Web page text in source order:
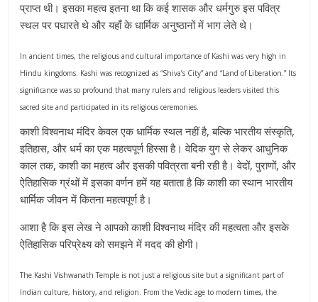
प्राप्त थी। इसका महत्व इतना था कि कई शासक और धर्मगुरु इस पवित्र
स्थल पर पधारते थे और यहाँ के धार्मिक अनुष्ठानों में भाग लेते थे।
In ancient times, the religious and cultural importance of Kashi was very high in
Hindu kingdoms. Kashi was recognized as “Shiva’s City” and “Land of Liberation.” Its
significance was so profound that many rulers and religious leaders visited this
sacred site and participated in its religious ceremonies.
काशी विश्वनाथ मंदिर केवल एक धार्मिक स्थल नहीं है, बल्कि भारतीय संस्कृति,
इतिहास, और धर्म का एक महत्वपूर्ण हिस्सा है। वेदिक युग से लेकर आधुनिक
काल तक, काशी का महत्व और इसकी पवित्रता बनी रही है। वेदों, पुराणों, और
ऐतिहासिक ग्रंथों में इसका वर्णन हमें यह बताता है कि काशी का स्थान भारतीय
धार्मिक जीवन में कितना महत्वपूर्ण है।
आशा है कि इस लेख ने आपको काशी विश्वनाथ मंदिर की महत्वता और इसके
ऐतिहासिक परिप्रेक्ष्य को समझने में मदद की होगी।
The Kashi Vishwanath Temple is not just a religious site but a significant part of
Indian culture, history, and religion. From the Vedic age to modern times, the